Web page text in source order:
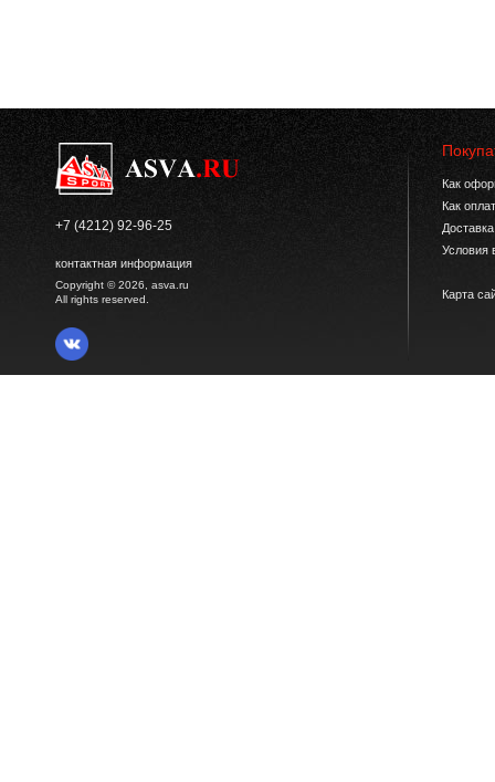
+7 (4212) 92-96-25
контактная информация
Copyright © 2026, asva.ru
All rights reserved.
Как
Как
Условия
Карта